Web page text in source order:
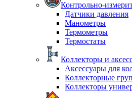
Контрольно-
Датчики давления
Манометры
Термометры
Термостаты
Коллекторы и
Аксессуары для
Коллекторные
Коллекторы